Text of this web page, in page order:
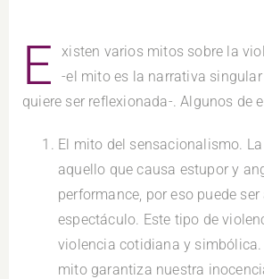
E
xisten varios mitos sobre la
-el mito es la narrativa
quiere ser reflexionada-. Algunos de
El mito del sensacionalismo.
aquello que causa estupor y
performance, por eso puede
espectáculo. Este tipo de
violencia cotidiana y simbólica.
mito garantiza nuestra